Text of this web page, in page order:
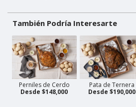
También Podría Interesarte
Perniles de Cerdo
Desde $148,000
Pata de Ternera
Desde $190,000